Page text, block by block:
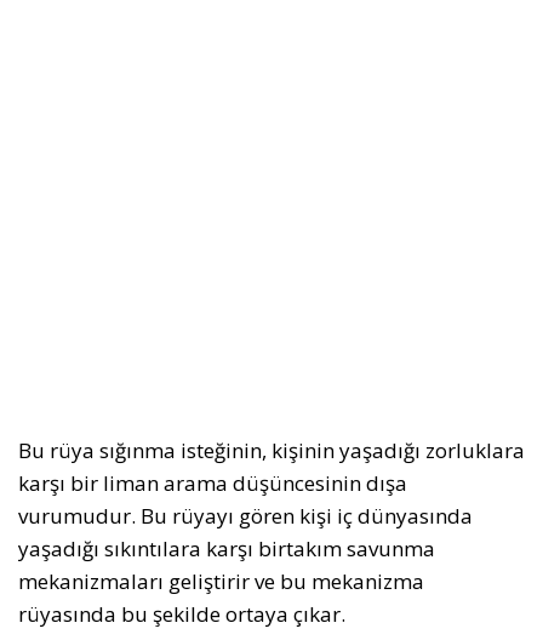
Bu rüya sığınma isteğinin, kişinin yaşadığı zorluklara
karşı bir liman arama düşüncesinin dışa
vurumudur. Bu rüyayı gören kişi iç dünyasında
yaşadığı sıkıntılara karşı birtakım savunma
mekanizmaları geliştirir ve bu mekanizma
rüyasında bu şekilde ortaya çıkar.